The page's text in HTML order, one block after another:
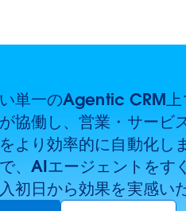
単一のAgentic CRM
協働し、営業・サービ
より効率的に自動化しま
、AIエージェントをす
初日から効果を実感い